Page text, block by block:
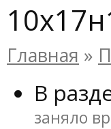
Главная »
В
заняло